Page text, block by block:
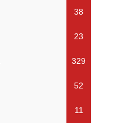
38
23
329
52
11